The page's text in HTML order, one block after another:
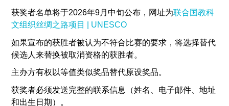
获奖者名单将于2026年9月中旬公布，网址为联合国教科
文组织丝绸之路项目 | UNESCO
如果宣布的获胜者被认为不符合比赛的要求，将选择替代
候选人来替换被取消资格的获胜者。
主办方有权以等值类似奖品替代原设奖品。
获奖者必须发送完整的联系信息（姓名、电子邮件、地址
和出生日期）。